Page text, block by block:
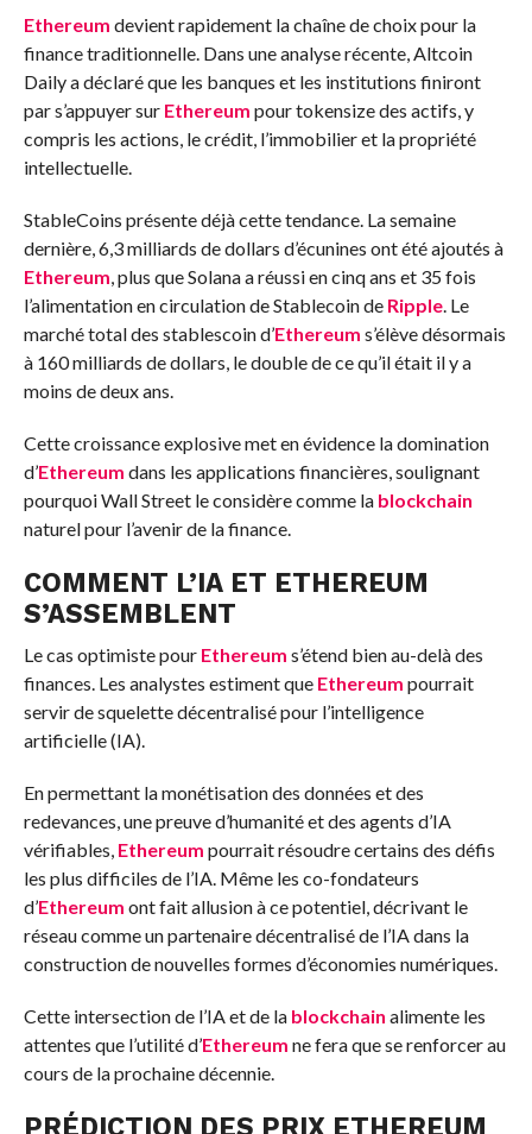
Ethereum devient rapidement la chaîne de choix pour la
finance traditionnelle. Dans une analyse récente, Altcoin
Daily a déclaré que les banques et les institutions finiront
par s’appuyer sur Ethereum pour tokensize des actifs, y
compris les actions, le crédit, l’immobilier et la propriété
intellectuelle.
StableCoins présente déjà cette tendance. La semaine
dernière, 6,3 milliards de dollars d’écunines ont été ajoutés à
Ethereum, plus que Solana a réussi en cinq ans et 35 fois
l’alimentation en circulation de Stablecoin de Ripple. Le
marché total des stablescoin d’Ethereum s’élève désormais
à 160 milliards de dollars, le double de ce qu’il était il y a
moins de deux ans.
Cette croissance explosive met en évidence la domination
d’Ethereum dans les applications financières, soulignant
pourquoi Wall Street le considère comme la blockchain
naturel pour l’avenir de la finance.
COMMENT L’IA ET ETHEREUM
S’ASSEMBLENT
Le cas optimiste pour Ethereum s’étend bien au-delà des
finances. Les analystes estiment que Ethereum pourrait
servir de squelette décentralisé pour l’intelligence
artificielle (IA).
En permettant la monétisation des données et des
redevances, une preuve d’humanité et des agents d’IA
vérifiables, Ethereum pourrait résoudre certains des défis
les plus difficiles de l’IA. Même les co-fondateurs
d’Ethereum ont fait allusion à ce potentiel, décrivant le
réseau comme un partenaire décentralisé de l’IA dans la
construction de nouvelles formes d’économies numériques.
Cette intersection de l’IA et de la blockchain alimente les
attentes que l’utilité d’Ethereum ne fera que se renforcer au
cours de la prochaine décennie.
PRÉDICTION DES PRIX ETHEREUM